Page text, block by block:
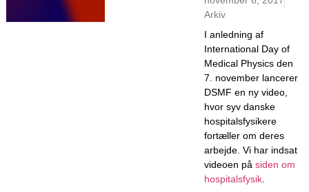
Arkiv
I anledning af
International Day of
Medical Physics den
7. november lancerer
DSMF en ny video,
hvor syv danske
hospitalsfysikere
fortæller om deres
arbejde. Vi har indsat
videoen på siden om
hospitalsfysik.